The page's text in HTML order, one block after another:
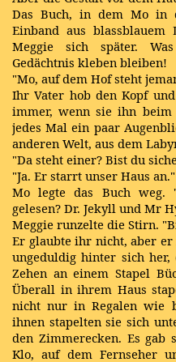
Das Buch, in dem Mo in
Einband aus blassblauem
Meggie sich später.
Gedächtnis kleben bleiben!
"Mo, auf dem Hof steht
Ihr Vater hob den Kopf
immer, wenn sie ihn beim
jedes Mal ein paar
anderen Welt, aus dem
"Da steht einer? Bist du
"Ja. Er starrt unser Haus an."
Mo legte das Buch weg.
gelesen? Dr. Jekyll und Mr
Meggie runzelte die Stirn.
Er glaubte ihr nicht, aber
ungeduldig hinter sich
Zehen an einem Stapel
Überall in ihrem Haus
nicht nur in Regalen wie
ihnen stapelten sie sich
den Zimmerecken. Es
Klo, auf dem Fernseher